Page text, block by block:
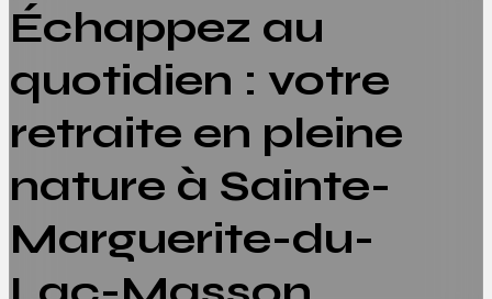
Échappez au
quotidien : votre
retraite en pleine
nature à Sainte-
Marguerite-du-